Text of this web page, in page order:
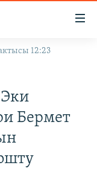
12:23
Эки
Бермет